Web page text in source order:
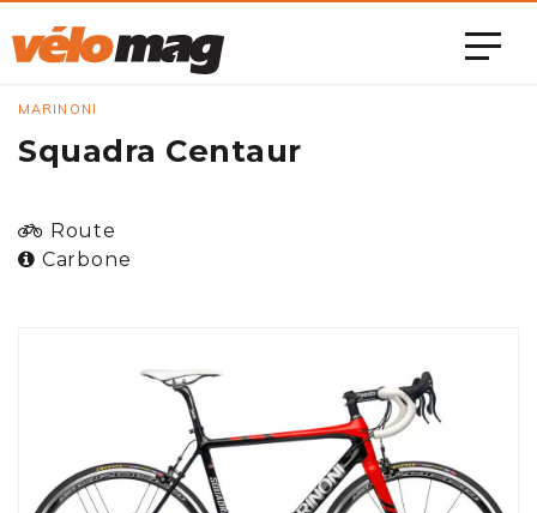
MARINONI
Squadra Centaur
Route
Carbone